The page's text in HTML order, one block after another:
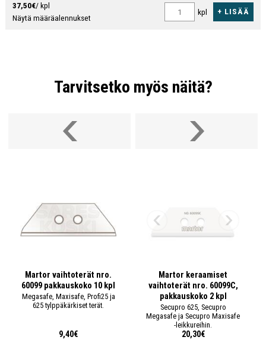
37,50€/ kpl
Näytä määräalennukset
kpl + LISÄÄ
Tarvitsetko myös näitä?
Martor vaihtoterät nro.
60099 pakkauskoko 10 kpl
Megasafe, Maxisafe, Profi25 ja
625 tylppäkärkiset terät.
9,40€
Martor keraamiset
vaihtoterät nro. 60099C,
pakkauskoko 2 kpl
Secupro 625, Secupro
Megasafe ja Secupro Maxisafe
-leikkureihin.
20,30€